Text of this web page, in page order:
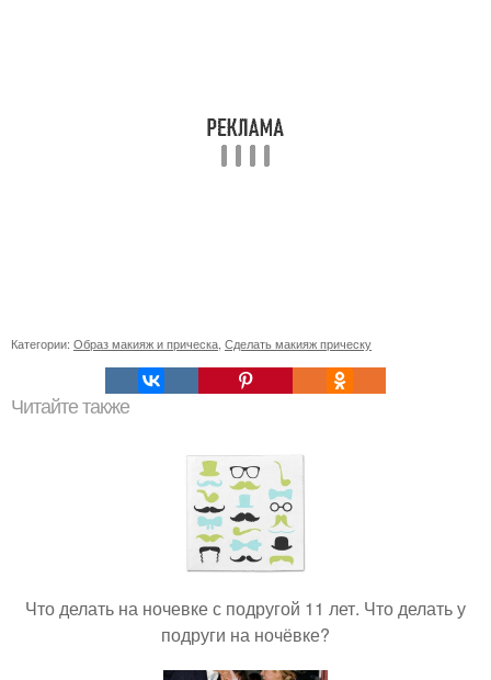
Категории: Образ макияж и прическа Сделать макияж прическу
Читайте также
Что делать на ночевке с подругой 11 лет. Что делать у
подруги на ночёвке?